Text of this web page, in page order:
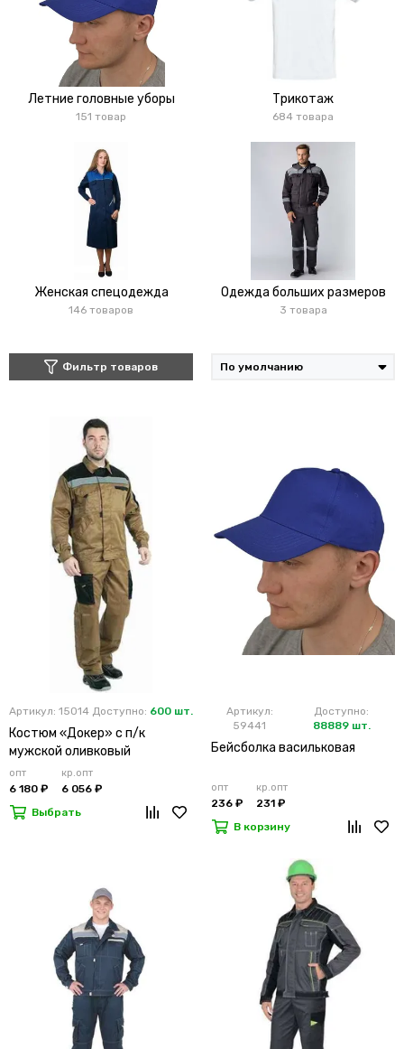
Летние головные уборы
151 товар
Трикотаж
684 товара
Женская спецодежда
146 товаров
Одежда больших размеров
3 товара
Фильтр товаров
Артикул: 15014 Доступно: 600 шт.
Костюм «Докер» с п/к
мужской оливковый
опт
6 180 ₽
кр.опт
6 056 ₽
Выбрать
Артикул:
59441
Доступно:
88889 шт.
Бейсболка васильковая
опт
236 ₽
кр.опт
231 ₽
В корзину